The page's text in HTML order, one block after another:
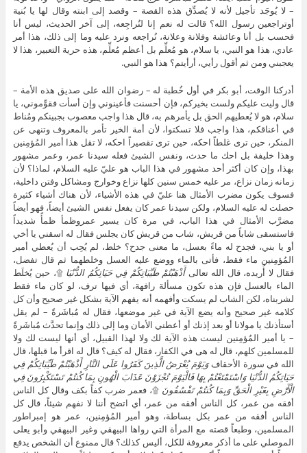
– لا يُوجَد تأجيل لأنه لا يُصدِّق هذه القصة – وقصد إلى ابنته وقال لها يا بُنية
أوتراجعين رسول الله؟ قالت له نعم إنا لنُراجِعه، إلى آخر الحديث، ليس أنا
فحسب بل أنا وعائشة وفلانة وعلانة، نُراجعه ونرد عليه وما إلى ذلك، هذا أمر
عادي، هذا هو النبي، يا سلام، هو مُعلِّم بل أعظم مُعلِّم، هذه حرية التعبير، هذا لا
يعجبني ومن ثم أقول رأيي، أرأيتم؟ هذا هو النبي.
أدركنا الوقت، أبو بكر في أول خُطبة له – رضوان الله على صديق هذه الأمة –
قال وليت عليكم ولست بخيركم، فإن أحسنت فأعينوني وإن أسأت فقوِّموني، يا
سلام، هو لا يُعطيهم الحق بل يأمرهم به، قال هذا واجب معصوب بجبينكم ومُناط
في أعناقكم، هذا واجب فلا تسكتوا، لأن أمة الخير تأمر بالمعروف وتنهى عن
المنكر، حين ترى غلطاً احكه، حين ترى تقصيراً احكه، لا تقل هذا أمير المُؤمِنين
وهذا خليفة بل احك ما حدث، ونفس الشيئ فعله سيدنا عمر، وعمر مشهور
بهذا، وإن كان أكثر أحد مشهور في هذا الباب هو عليّ عليه السلام، لماذا؟ لأن
زمانه زمان نزاع، مر عليه خمس سنين كلها نزاع وخوارج ومشاكل وفتن داخلية،
فسوف يكون مضرب الأمثال هنا عليّ في هذه الأشياء، لأن هناك أشياء كثيرة
حصلت له عليه السلام، ولكن سيدنا عمر كان يفعل نفس الشيئ أيضاً، فهو أيضاً
مضرَّب الأمثال في هذا الباب، في مرة كان يسير عمروظمأ ظمأً شديداً
فاستسقى شاباً من قريش، شاب من قريش كان يجلس فقال له اسقني يا أخي
أو يا بني، فجدح له ماءً بعسل، ما معنى جدح؟ خلط، لم يُحِب أن يُعطي أمير
المُؤمِنين ماء فقط، فأتى بالماء ووضع عليه العسل وخلطهما ثم قال تفضل،
فقال لا أُريده، قال الله تعالىأَذْهَبْتُمْ طَيِّبَاتِكُمْ فِي حَيَاتِكُمُ الدُّنْيَا۩، حين يُخلَط
الماء بالعسل فإن هذه تكون مسألة رافهة، أي فيها ترف، لو كان ماء فقط
لشربناه، لكن الشاب لم يسكت وأفهمه أنه يفهم الآية بشكل غير صحيح وأن كل
كلامه غير صحيح وأنه يضع الآية في غير موضعها، فقال له مُباشَرةً – لم يقل
أستأذنك يا مولانا أو بعد إذنك أو أعطني الأمان وما إلى ذلك وإنما تحدَّث مُباشَرةً
– يا أمير المُؤمِنين ليست هذه الآية لك ولا لهذا القبيل، أي أنها ليست لك ولا
للمسلمين كلهم، قال له هى في الكفار، فقال له كيف؟ قال له اقرأ ما قبلها، قال
الله في سورة الأحقافوَيَوْمَ يُعْرَضُ الَّذِينَ كَفَرُوا عَلَى النَّارِ أَذْهَبْتُمْ طَيِّبَاتِكُمْ فِي
حَيَاتِكُمُ الدُّنْيَا وَاسْتَمْتَعْتُمْ بِهَا فَالْيَوْمَ تُجْزَوْنَ عَذَابَ الْهُونِ بِمَا كُنتُمْ تَسْتَكْبِرُونَ فِي
الْأَرْضِ بِغَيْرِ الْحَقِّ وَبِمَا كُنتُمْ تَفْسُقُونَ ۩، فعمر ضرب كفاً بكف وقال كل الناس
أفقه من عمر، كل الناس أفقه من عمر، أي اتضح أننا لا نفهم شيئاً، قال كل
الناس أفقه من عمر بكل بساطة، وهو أمير المُؤمِنين، عمر هو إمبراطور
المسلمين، وطبعاً قصته مع المرأة التي رواها البيهقي وغير البيهقي وأبو يعلى
الموصلي على ما أذكر معروفة للكل، أليس كذلك؟ قال ممنوع أن الشخص يدفع